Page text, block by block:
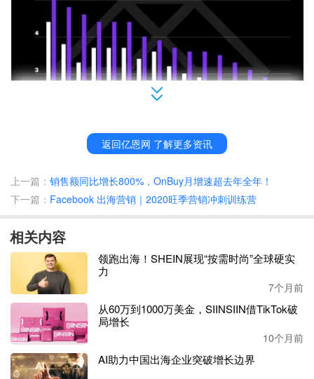
从上图中可以发现，2020年，在美国、英国、印度尼西亚、
巴西、印度、俄罗斯等多个国家，人们在移动设备上花费的
时间均有不同程度的增长。
返回亿恩网 了解更多资讯
上一篇： 销售额同比增长800%，OnBuy月增速超去年全年！
下一篇： Facebook 出海营销｜2020旺季营销冲刺训练营
相关内容
领跑出海！SHEIN展现“按需时尚”全球硬实
力
7个月前
从60万到1000万美金，SIINSIIN借TikTok破
局增长
10个月前
AI助力中国出海企业突破增长边界